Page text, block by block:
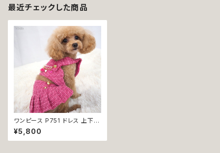
最近チェックした商品
ワンピース P751 ドレス 上下分
かれて見える セパレート ドレス
ツイード 秋冬 ドックウェア 犬
用 服 犬服 犬の服 猫服 猫の服
¥5,800